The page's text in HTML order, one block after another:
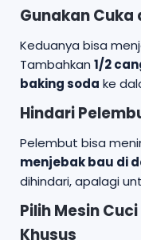
Gunakan Cuka
Keduanya bisa
Tambahkan 1/2
baking soda ke
Hindari
Pelembut bisa
menjebak bau di
dihindari, apalagi
Pilih Mesin
Khusus